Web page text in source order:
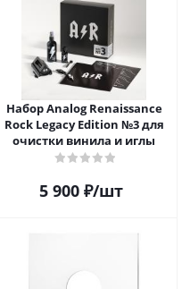
Набор Analog Renaissance
Rock Legacy Edition №3 для
очистки винила и иглы
5 900₽/шт